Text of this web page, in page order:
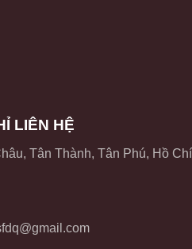
LIÊN HỆ
Tân Thành, Tân Phú, Hồ Chí